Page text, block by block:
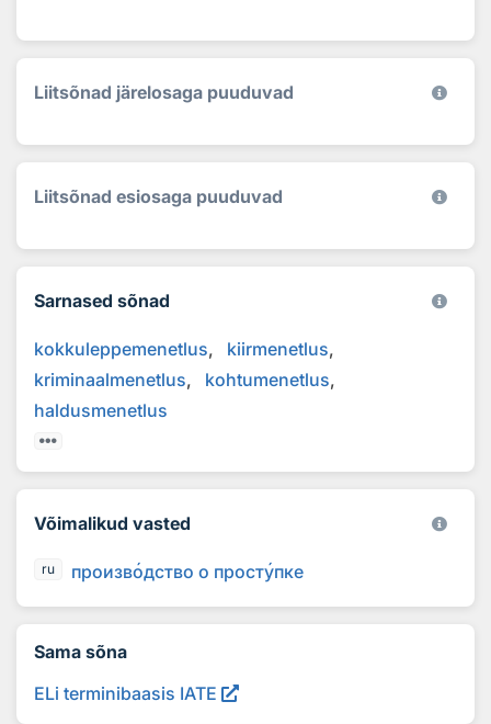
Liitsõnad järelosaga puuduvad
Liitsõnad esiosaga puuduvad
Sarnased sõnad
kokkuleppemenetlus
kiirmenetlus
kriminaalmenetlus
kohtumenetlus
haldusmenetlus
Võimalikud vasted
ru производство о проступке
Sama sõna
ELi terminibaasis IATE